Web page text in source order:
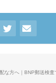
な方へ｜BNP郵送検査